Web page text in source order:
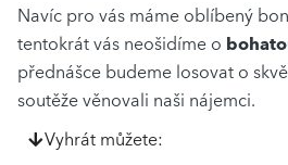
Navíc pro vás máme oblíbený
tentokrát vás neošidíme o
přednášce budeme losovat o
soutěže věnovali naši nájemci.
Vyhrát můžete: